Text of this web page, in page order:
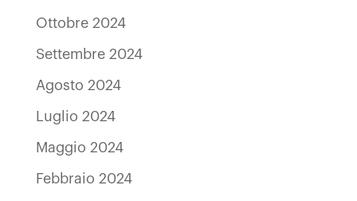
Ottobre 2024
Settembre 2024
Agosto 2024
Luglio 2024
Maggio 2024
Febbraio 2024